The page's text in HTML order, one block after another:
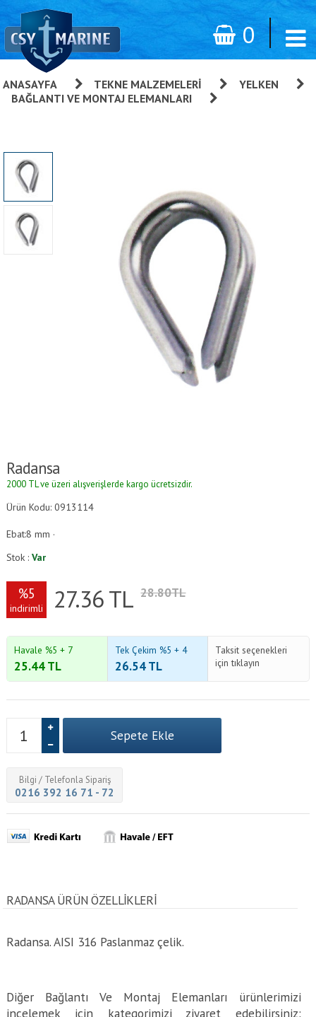
0
ANASAYFA TEKNE MALZEMELERI
YELKEN
BAĞLANTI VE MONTAJ ELEMANLARI
Radansa
2000 TL ve üzeri alışverişlerde kargo ücretsizdir.
Ürün Kodu: 0913114
Ebat:8 mm ·
Stok :Var
%5
indirimli 27.36TL 28.80TL
Havale %5 + 7
25.44TL
Tek Çekim %5 + 4
26.54TL
Taksit seçenekleri
için tıklayın
Bilgi / Telefonla Sipariş
0216 392 16 71 - 72
RADANSA ÜRÜN ÖZELLİKLERİ
Radansa. AISI 316 Paslanmaz çelik.
Diğer Bağlantı Ve Montaj Elemanları ürünlerimizi
incelemek için kategorimizi ziyaret edebilirsiniz: